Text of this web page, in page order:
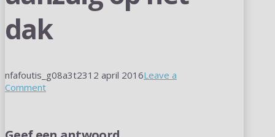
dak
nfafoutis_g08a3t2312 april 2016Leave a
Comment